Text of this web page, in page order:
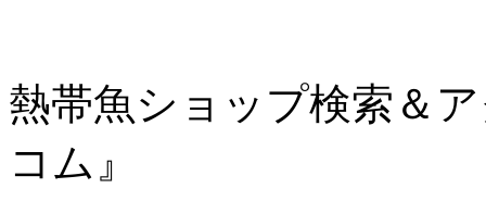
熱帯魚ショップ検索＆
コム』